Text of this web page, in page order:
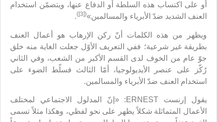
أو على اكتساب هذه السلطة أو الدفاع عنها، ويتضمّن استخدام
العنف الشديد ضدّ الأبرياء والمسالمين»([3])
.
ويظهر من هذه الكلمات أنّ ركن الإرهاب هو أعمال العنف
بطريقة غير شرعية؛ ففي التعريف الأوّل جعلت الغاية منه خلق
جوّ عام من الخوف لدى القسم الأكبر من الشعب، وفي الثاني
رُكّز على عنصر الأيديولوجيا، أمّا الثالث فسلّط الضوء على
استخدام العنف ضدّ الأبرياء والمسالمين.
يقول إرنست ERNEST: «إنّ المدلول الاجتماعي لمختلف
الأعمال المتماثلة شكلاً يظهر على نحو لفظي، وهكذا مثلاً تسمى